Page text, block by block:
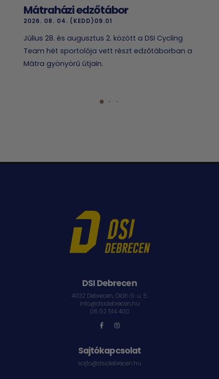
Mátraházi edzőtábor
2026. 08. 04. (KEDD)09.01
Július 28. és augusztus 2. között a DSI Cycling
Team hét sportolója vett részt edzőtáborban a
Mátra gyönyörű útjain.
DSI Debrecen
4032 Debrecen, Oláh G. u. 5.
info@dsidebrecen.hu
06 52 514 400
Sajtókapcsolat
sajto@dsidebrecen.hu